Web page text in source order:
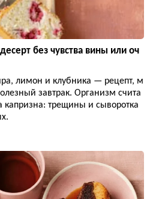
без чувства вины или оч
лимон и клубника — рецепт, м
завтрак. Организм счита
капризна: трещины и сыворотка